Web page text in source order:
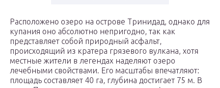
Расположено озеро на острове Тринидад, однако для
купания оно абсолютно непригодно, так как
представляет собой природный асфальт,
происходящий из кратера грязевого вулкана, хотя
местные жители в легендах наделяют озеро
лечебными свойствами. Его масштабы впечатляют:
площадь составляет 40 га, глубина достигает 75 м. В